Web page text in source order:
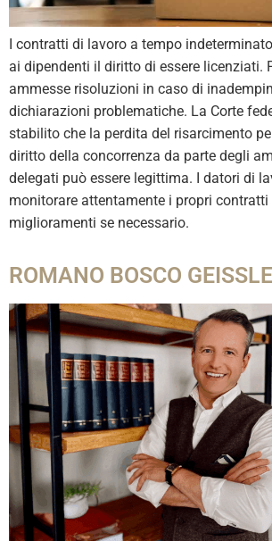
I contratti di lavoro a tempo
ai dipendenti il diritto di essere licenziati.
ammesse risoluzioni in caso di
dichiarazioni problematiche. La Corte
stabilito che la perdita del risarcimento
diritto della concorrenza da parte degli
delegati può essere legittima. I datori di
monitorare attentamente i propri contratti
miglioramenti se necessario.
ROMANO BOSCO GEISSLER